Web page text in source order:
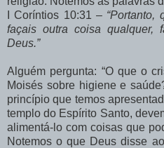
I Coríntios 10:31 – “Portanto,
façais outra coisa
Deus.”
Alguém pergunta: “O que o
Moisés sobre higiene e
princípio que temos
templo do Espírito Santo,
alimentá-lo com coisas que
Notemos o que Deus disse